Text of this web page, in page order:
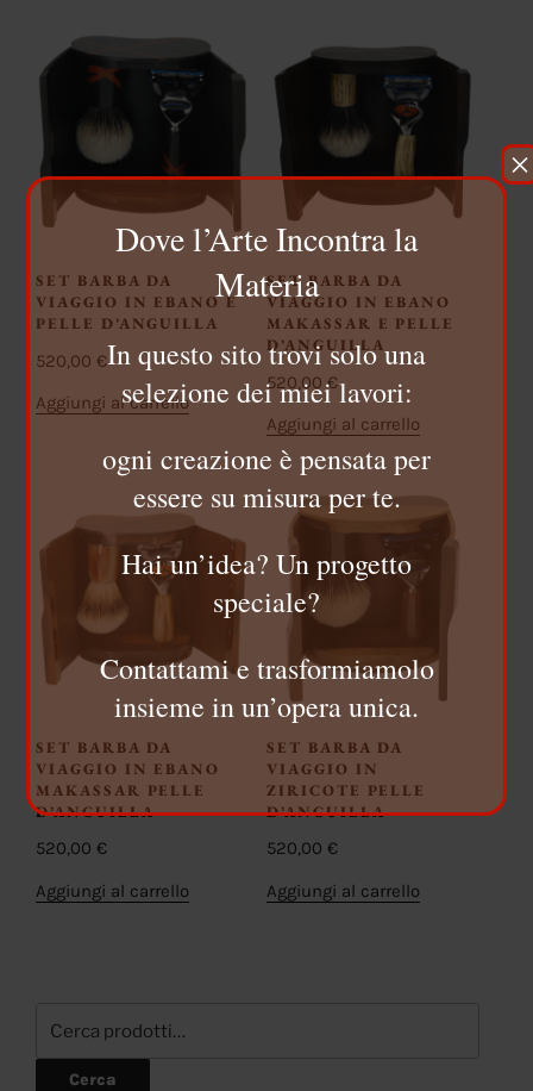
SET BARBA DA
VIAGGIO IN EBANO E
PELLE D’ANGUILLA
520,00 €
Aggiungi al carrello
SET BARBA DA
VIAGGIO IN EBANO
MAKASSAR E PELLE
D’ANGUILLA
520,00€
Aggiungi al carrello
SET BARBA DA
VIAGGIO IN EBANO
MAKASSAR PELLE
D’ANGUILLA
520,00 €
Aggiungi al carrello
SET BARBA DA
VIAGGIO IN
ZIRICOTE PELLE
D’ANGUILLA
520,00 €
Aggiungi al carrello
Cerca
Dove l’Arte Incontra la
Materia
In questo sito trovi solo una
selezione dei miei lavori:
ogni creazione è pensata per
essere su misura per te.
Hai un’idea? Un progetto
speciale?
Contattami e trasformiamolo
insieme in un’opera unica.
×